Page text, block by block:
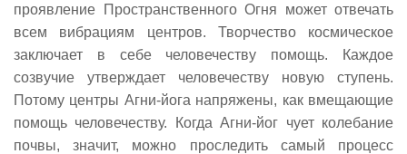
проявление Пространственного Огня может отвечать
всем вибрациям центров. Творчество космическое
заключает в себе человечеству помощь. Каждое
созвучие утверждает человечеству новую ступень.
Потому центры Агни-йога напряжены, как вмещающие
помощь человечеству. Когда Агни-йог чует колебание
почвы, значит, можно проследить самый процесс